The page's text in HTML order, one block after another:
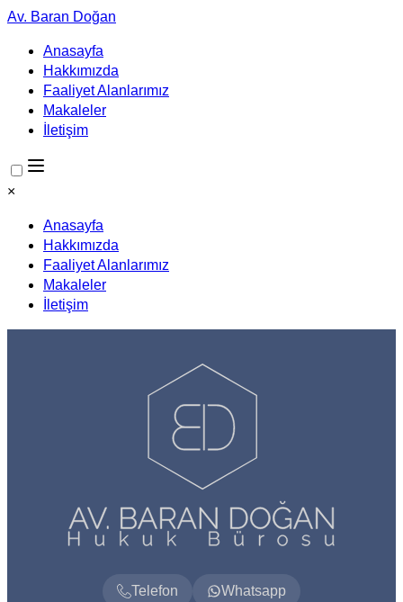
Av. Baran Doğan
Anasayfa
Hakkımızda
Faaliyet Alanlarımız
Makaleler
İletişim
×
Anasayfa
Hakkımızda
Faaliyet Alanlarımız
Makaleler
İletişim
Telefon Whatsapp